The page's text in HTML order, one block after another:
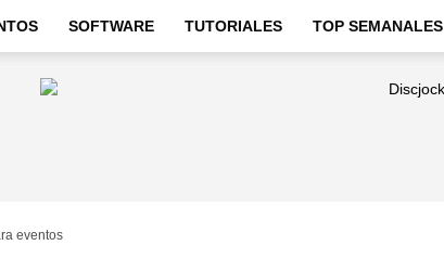
SOFTWARE TUTORIALES TOP SEMANALES
eventos